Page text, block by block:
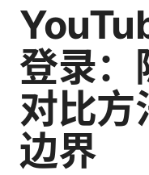
登录：
对比方
边界